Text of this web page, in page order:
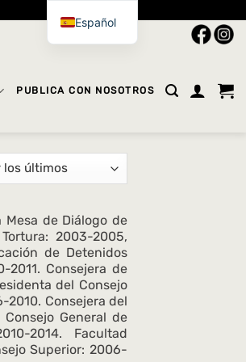
PUBLICA CON NOSOTROS
de Diálogo de
2003-2005,
de Detenidos
2011. Consejera de
del Consejo
Consejera del
General de
2014. Facultad
Superior: 2006-
Español